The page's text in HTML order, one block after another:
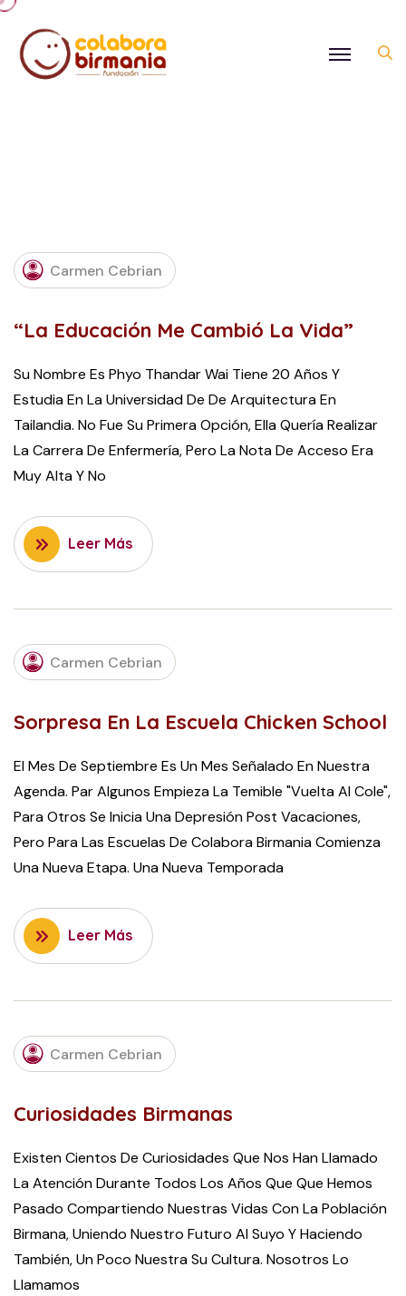
OCTOBER
19, 2022
Carmen Cebrian
“La Educación Me Cambió La Vida”
Su Nombre Es Phyo Thandar Wai Tiene 20 Años Y
Estudia En La Universidad De De Arquitectura En
Tailandia. No Fue Su Primera Opción, Ella Quería Realizar
La Carrera De Enfermería, Pero La Nota De Acceso Era
Muy Alta Y No
Leer Más
OCTOBER
19, 2022
Carmen Cebrian
Sorpresa En La Escuela Chicken School
El Mes De Septiembre Es Un Mes Señalado En Nuestra
Agenda. Par Algunos Empieza La Temible "vuelta Al Cole",
Para Otros Se Inicia Una Depresión Post Vacaciones,
Pero Para Las Escuelas De Colabora Birmania Comienza
Una Nueva Etapa. Una Nueva Temporada
Leer Más
OCTOBER
19, 2022
Carmen Cebrian
Curiosidades Birmanas
Existen Cientos De Curiosidades Que Nos Han Llamado
La Atención Durante Todos Los Años Que Que Hemos
Pasado Compartiendo Nuestras Vidas Con La Población
Birmana, Uniendo Nuestro Futuro Al Suyo Y Haciendo
También, Un Poco Nuestra Su Cultura. Nosotros Lo
Llamamos